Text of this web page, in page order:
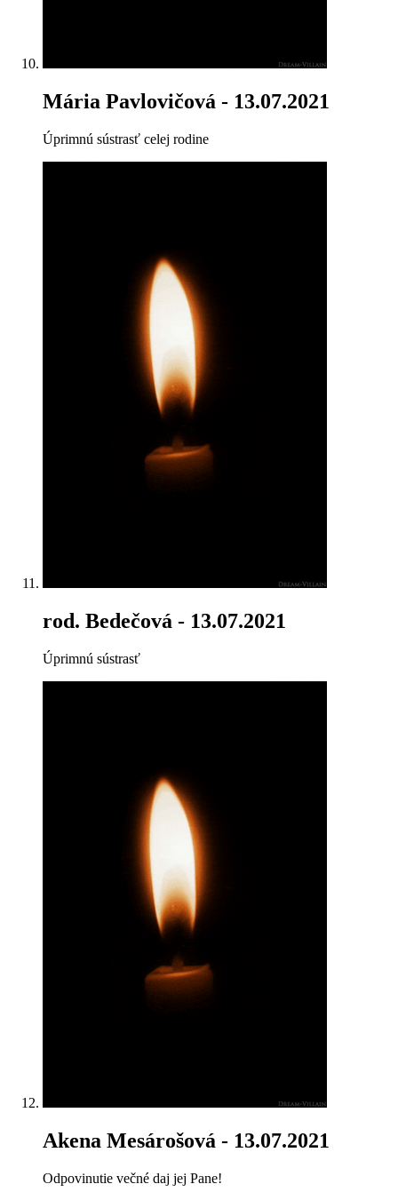
Mária Pavlovičová - 13.07.2021
Úprimnú sústrasť celej rodine
rod. Bedečová - 13.07.2021
Úprimnú sústrasť
Akena Mesárošová - 13.07.2021
Odpovinutie večné daj jej Pane!